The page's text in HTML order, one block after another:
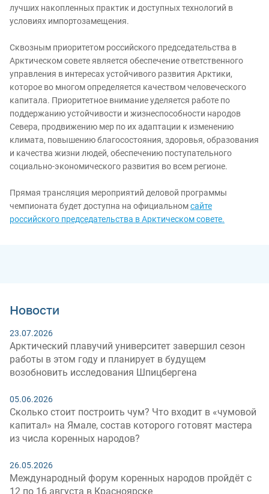
лучших накопленных практик и доступных технологий в
условиях импортозамещения.
Сквозным приоритетом российского председательства в
Арктическом совете является обеспечение ответственного
управления в интересах устойчивого развития Арктики,
которое во многом определяется качеством человеческого
капитала. Приоритетное внимание уделяется работе по
поддержанию устойчивости и жизнеспособности народов
Севера, продвижению мер по их адаптации к изменению
климата, повышению благосостояния, здоровья, образования
и качества жизни людей, обеспечению поступательного
социально-экономического развития во всем регионе.
Прямая трансляция мероприятий деловой программы
чемпионата будет доступна на официальномсайте
российского председательства в Арктическом совете.
Новости
23.07.2026
Арктический плавучий университет завершил сезон
работы в этом году и планирует в будущем
возобновить исследования Шпицбергена
05.06.2026
Сколько стоит построить чум? Что входит в «чумовой
капитал» на Ямале, состав которого готовят мастера
из числа коренных народов?
26.05.2026
Международный форум коренных народов пройдёт с
12 по 16 августа в Красноярске